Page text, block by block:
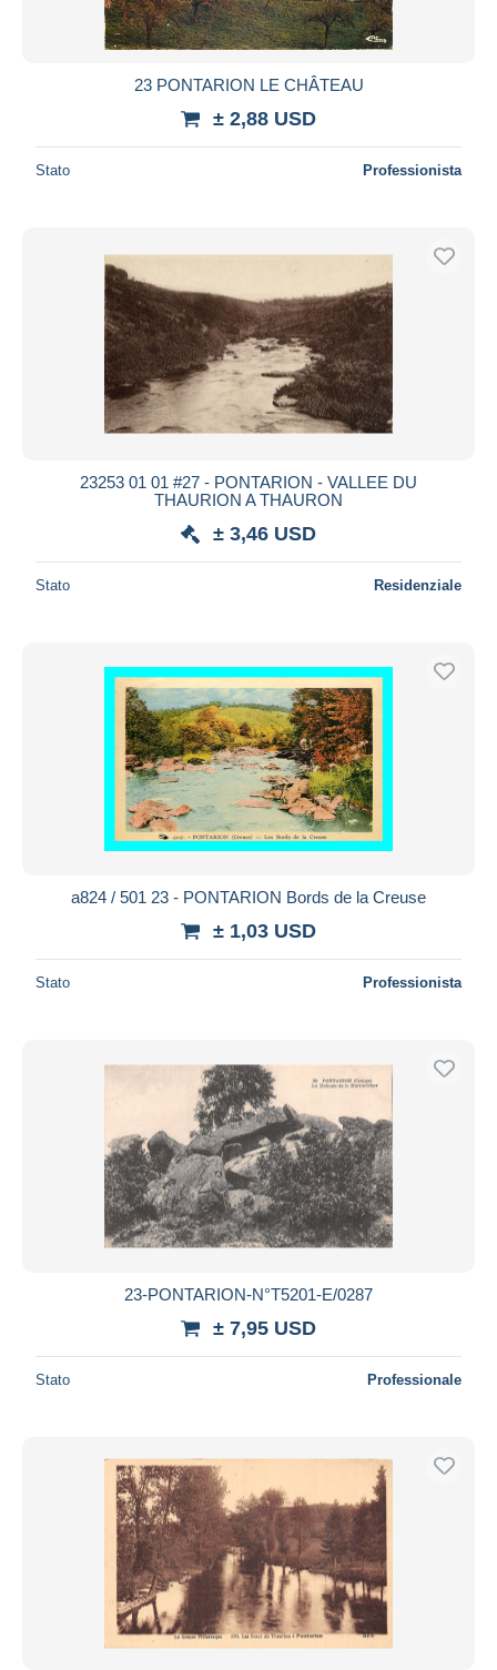
23 PONTARION LE CHÂTEAU
± 2,88 USD
Stato Professionista
23253 01 01 #27 - PONTARION - VALLEE DU
THAURION A THAURON
± 3,46 USD
Stato Residenziale
a824 / 501 23 - PONTARION Bords de la Creuse
± 1,03 USD
Stato Professionista
23-PONTARION-N°T5201-E/0287
± 7,95 USD
Stato Professionale